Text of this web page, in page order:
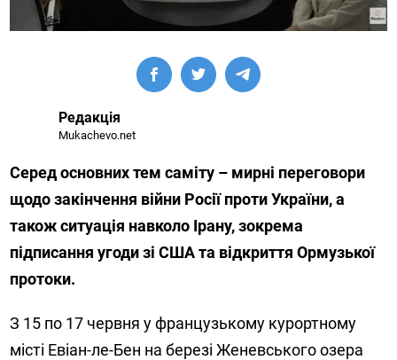
Редакція
Mukachevo.net
Серед основних тем саміту – мирні переговори
щодо закінчення війни Росії проти України, а
також ситуація навколо Ірану, зокрема
підписання угоди зі США та відкриття Ормузької
протоки.
З 15 по 17 червня у французькому курортному
місті Евіан-ле-Бен на березі Женевського озера